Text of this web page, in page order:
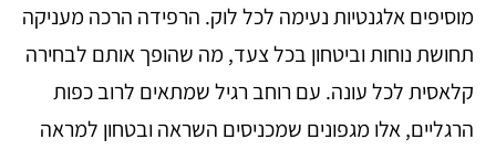
מוסיפים אלגנטיות נעימה לכל לוק. הרפידה הרכה מעניקה
תחושת נוחות וביטחון בכל צעד, מה שהופך אותם לבחירה
קלאסית לכל עונה. עם רוחב רגיל שמתאים לרוב כפות
הרגליים, אלו מגפונים שמכניסים השראה ובטחון למראה